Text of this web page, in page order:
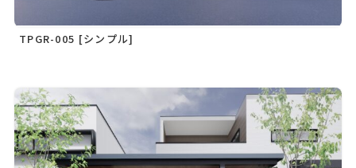
TPGR-005 [シンプル]